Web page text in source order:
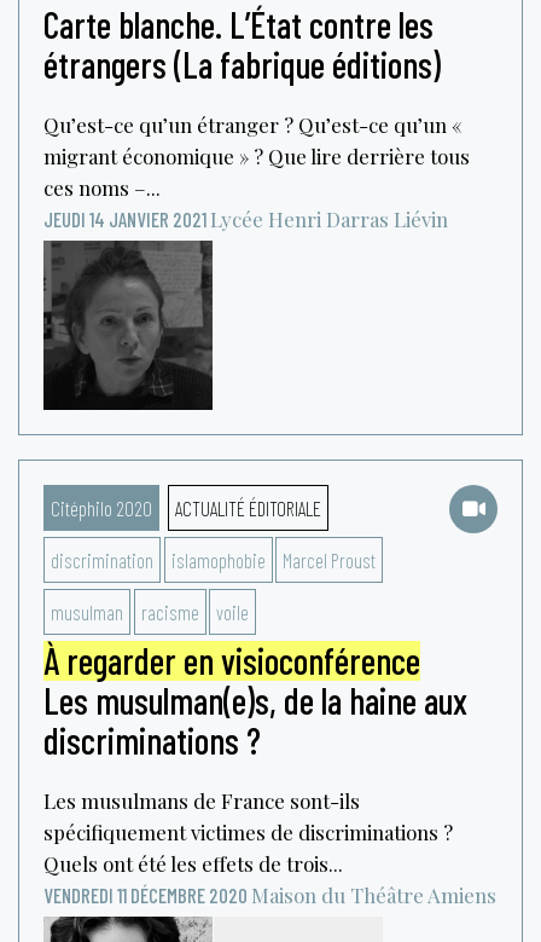
Carte blanche. L’État contre les
étrangers (La fabrique éditions)
Qu’est-ce qu’un étranger ? Qu’est-ce qu’un «
migrant économique » ? Que lire derrière tous
ces noms –...
JEUDI 14 JANVIER 2021 Lycée Henri Darras Liévin
Citéphilo 2020 ACTUALITÉ ÉDITORIALE
discrimination islamophobie Marcel Proust
musulman racisme voile
À regarder en visioconférence
Les musulman(e)s, de la haine aux
discriminations ?
Les musulmans de France sont-ils
spécifiquement victimes de discriminations ?
Quels ont été les effets de trois...
VENDREDI 11 DÉCEMBRE 2020 Maison du Théâtre Amiens